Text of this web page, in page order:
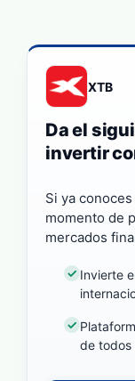
XTB
Da el
invertir
Si ya
momento de
mercados
Invierte
de todos